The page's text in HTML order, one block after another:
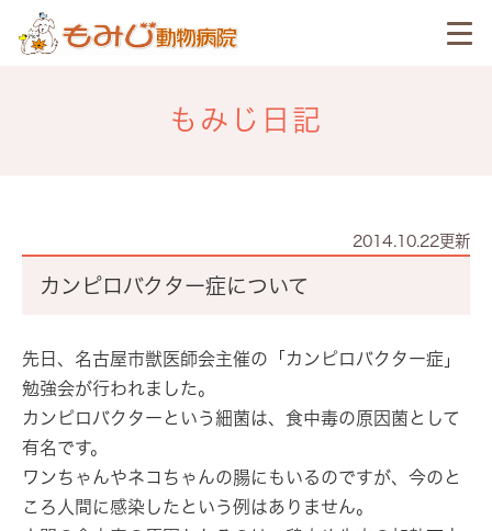
もみじ日記
2014.10.22更新
カンピロバクター症について
先日、名古屋市獣医師会主催の「カンピロバクター症」
勉強会が行われました。
カンピロバクターという細菌は、食中毒の原因菌として
有名です。
ワンちゃんやネコちゃんの腸にもいるのですが、今のと
ころ人間に感染したという例はありません。